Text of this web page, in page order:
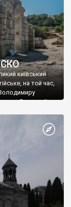
київський
на той час,
Василю ІІ, та
християнином.
Таврійського